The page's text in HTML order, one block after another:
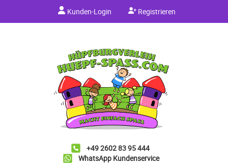
Kunden-Login Registrieren
+49 2602 83 95 444
WhatsApp Kundenservice